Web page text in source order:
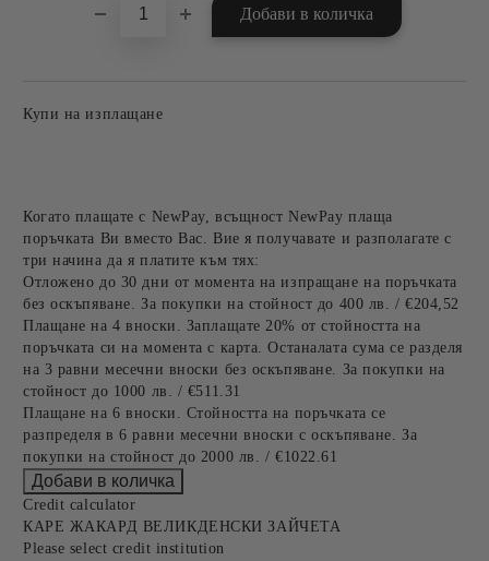
Купи на изплащане
Когато плащате с NewPay, всъщност NewPay плаща
поръчката Ви вместо Вас. Вие я получавате и разполагате с
три начина да я платите към тях:
Отложено до 30 дни от момента на изпращане на поръчката
без оскъпяване. За покупки на стойност до 400 лв. / €204,52
Плащане на 4 вноски. Заплащате 20% от стойността на
поръчката си на момента с карта. Останалата сума се разделя
на 3 равни месечни вноски без оскъпяване. За покупки на
стойност до 1000 лв. / €511.31
Плащане на 6 вноски. Стойността на поръчката се
разпределя в 6 равни месечни вноски с оскъпяване. За
покупки на стойност до 2000 лв. / €1022.61
Credit calculator
КАРЕ ЖАКАРД ВЕЛИКДЕНСКИ ЗАЙЧЕТА
Please select credit institution